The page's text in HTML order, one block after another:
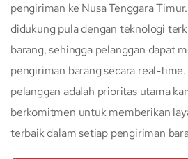
pengiriman ke Nusa Tenggara
didukung pula dengan teknologi
barang, sehingga pelanggan dapat
pengiriman barang secara real-time.
pelanggan adalah prioritas utama
berkomitmen untuk memberikan
terbaik dalam setiap pengiriman